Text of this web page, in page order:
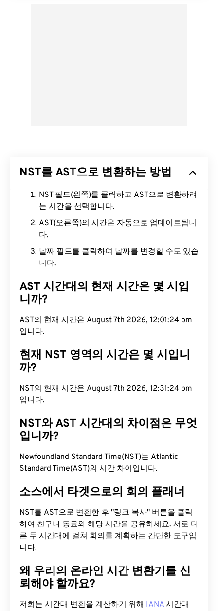
NST를 AST으로 변환하는 방법
NST 필드(왼쪽)를 클릭하고 AST으로 변환하려
는 시간을 선택합니다.
AST(오른쪽)의 시간은 자동으로 업데이트됩니
다.
날짜 필드를 클릭하여 날짜를 변경할 수도 있습
니다.
AST 시간대의 현재 시간은 몇 시입
니까?
AST의 현재 시간은 August 7th 2026, 12:01:24 pm
입니다.
현재 NST 영역의 시간은 몇 시입니
까?
NST의 현재 시간은 August 7th 2026, 12:31:24 pm
입니다.
NST와 AST 시간대의 차이점은 무엇
입니까?
Newfoundland Standard Time(NST)는 Atlantic
Standard Time(AST)의 시간 차이입니다.
소스에서 타겟으로의 회의 플래너
NST를 AST으로 변환한 후 "링크 복사" 버튼을 클릭
하여 친구나 동료와 해당 시간을 공유하세요. 서로 다
른 두 시간대에 걸쳐 회의를 계획하는 간단한 도구입
니다.
왜 우리의 온라인 시간 변환기를 신
뢰해야 할까요?
저희는 시간대 변환을 계산하기 위해 IANA 시간대